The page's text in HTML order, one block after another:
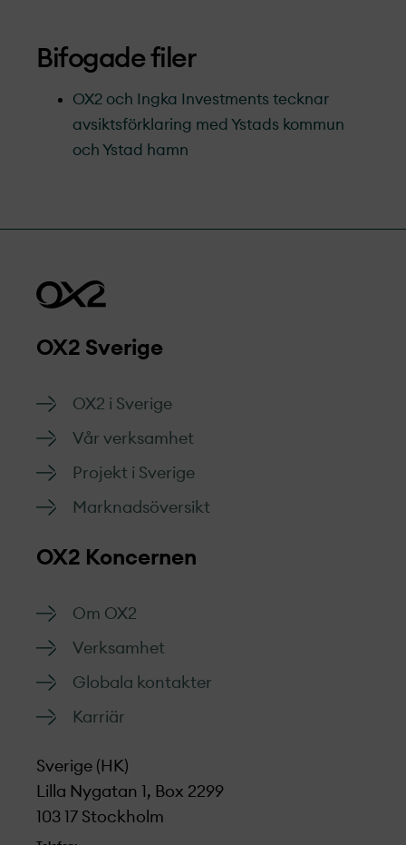
Bifogade filer
OX2 och Ingka Investments tecknar
avsiktsförklaring med Ystads kommun
och Ystad hamn
OX2 Sverige
OX2 i Sverige
Vår verksamhet
Projekt­ i Sverige
Marknads­översikt
OX2 Koncernen
Om OX2
Verksamhet
Globala kontakter
Karriär
Sverige (HK)
Lilla Nygatan 1, Box 2299
103 17 Stockholm